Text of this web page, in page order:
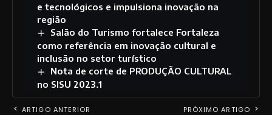
e tecnológicos e impulsiona inovação na
região
Salão do Turismo fortalece Fortaleza
como referência em inovação cultural e
inclusão no setor turístico
Nota de corte de PRODUÇÃO CULTURAL
no SISU 2023.1
ARTIGO ANTERIOR PRÓXIMO ARTIGO